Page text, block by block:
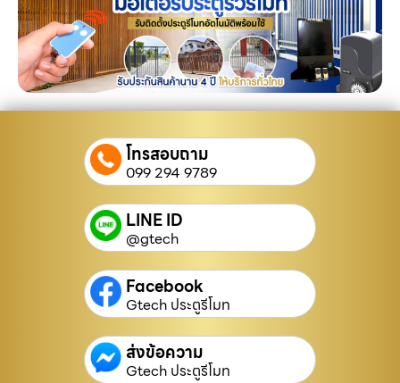
โทรสอบถาม
099 294 9789
LINE ID
@gtech
Facebook
Gtech ประตูรีโมท
ส่งข้อความ
Gtech ประตูรีโมท